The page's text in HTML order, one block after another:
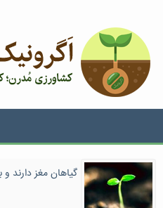
گیاهان مغز دارند